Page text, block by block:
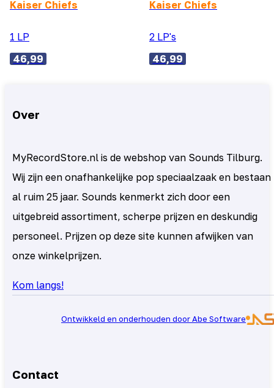
Kaiser Chiefs
1 LP
46,99
Kaiser Chiefs
2 LP's
46,99
Over
MyRecordStore.nl is de webshop van Sounds Tilburg.
Wij zijn een onafhankelijke pop speciaalzaak en bestaan
al ruim 25 jaar. Sounds kenmerkt zich door een
uitgebreid assortiment, scherpe prijzen en deskundig
personeel. Prijzen op deze site kunnen afwijken van
onze winkelprijzen.
Kom langs!
Ontwikkeld en onderhouden door Abe Software
Contact